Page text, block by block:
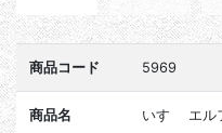
商品コード 5969
商品名 いすゞ エル